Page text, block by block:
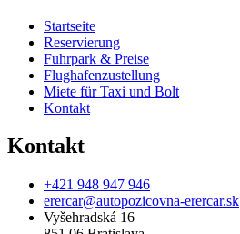
Startseite
Reservierung
Fuhrpark & Preise
Flughafenzustellung
Miete für Taxi und Bolt
Kontakt
Kontakt
+421 948 947 946
erercar@autopozicovna-erercar.sk
Vyšehradská 16